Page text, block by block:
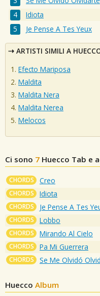
Idiota
Je Pense A Tes Yeux
ARTISTI SIMILI A
Efecto Mariposa
Maldita
Maldita Nera
Maldita Nerea
Melocos
Ci sono 7 Huecco Tab e
CHORDS Creo
CHORDS Idiota
CHORDS Je Pense A Tes
CHORDS Lobbo
CHORDS Mirando Al Cielo
CHORDS Pa Mi Guerrera
CHORDS Se Me Olvidó
Huecco Album